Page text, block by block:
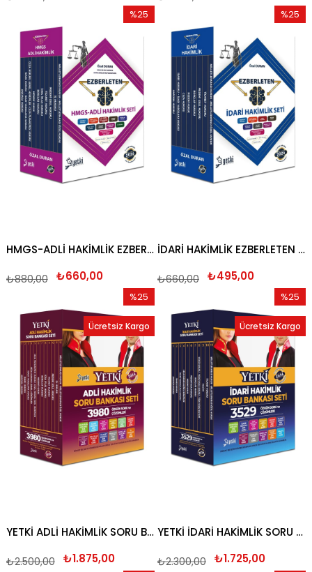
HMGS-ADLİ HAKİMLİK EZBERLETEN SET 2026
₺660,00
₺880,00
%25
İDARİ HAKİMLİK EZBERLETEN SET 2026
₺495,00
₺660,00
%25
YETKİ ADLİ HAKİMLİK SORU BANKASI SETİ 2026
₺1.875,00
₺2.500,00
%25
İndirim
%25İndirim
Ücretsiz Kargo
YETKİ İDARİ HAKİMLİK SORU BANKASI SETİ 2026
₺1.725,00
₺2.300,00
%25
İndirim
Ücretsiz Kargo